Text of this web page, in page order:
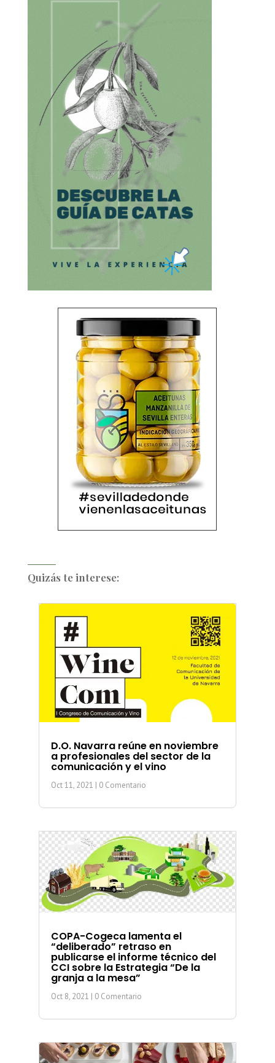
Quizás te interese:
D.O. Navarra reúne en noviembre
a profesionales del sector de la
comunicación y el vino
Oct 11, 2021 | 0 Comentario
COPA-Cogeca lamenta el
“deliberado” retraso en
publicarse el informe técnico del
CCI sobre la Estrategia “De la
granja a la mesa”
Oct 8, 2021 | 0 Comentario